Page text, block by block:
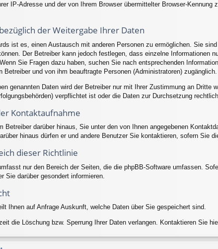
IP-Adresse und der von Ihrem Browser übermittelter Browser-
der Weitergabe Ihrer Daten
ist es, einen Austausch mit anderen Personen zu ermöglichen. Sie
Der Betreiber kann jedoch festlegen, dass einzelne Informationen
Sie Fragen dazu haben, suchen Sie nach entsprechenden
Betreiber und von ihm beauftragte Personen (Administratoren) zugänglich.
genannten Daten wird der Betreiber nur mit Ihrer Zustimmung an
verpflichtet ist oder die Daten zur Durchsetzung
Kontaktaufnahme
Betreiber darüber hinaus, Sie unter den von Ihnen angegebenen
hinaus dürfen er und andere Benutzer Sie kontaktieren, sofern Sie
dieser Richtlinie
nur den Bereich der Seiten, die die phpBB-Software umfassen.
Sie darüber gesondert informieren.
Ihnen auf Anfrage Auskunft, welche Daten über Sie gespeichert sind.
die Löschung bzw. Sperrung Ihrer Daten verlangen. Kontaktieren Sie